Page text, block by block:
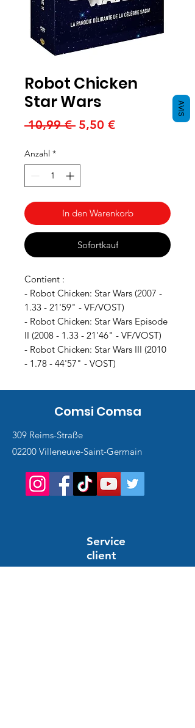
Robot Chicken
Star Wars
10,99 € Standardpreis
5,50 €Sale-
Anzahl *
In den Warenkorb
Sofortkauf
Contient :
- Robot Chicken: Star Wars (2007 -
1.33 - 21'59" - VF/VOST)
- Robot Chicken: Star Wars Episode
II (2008 - 1.33 - 21'46" - VF/VOST)
- Robot Chicken: Star Wars III (2010
- 1.78 - 44'57" - VOST)
Comsi Comsa
309 Reims-Straße
02200 Villeneuve-Saint-Germain
Service
client
AVIS